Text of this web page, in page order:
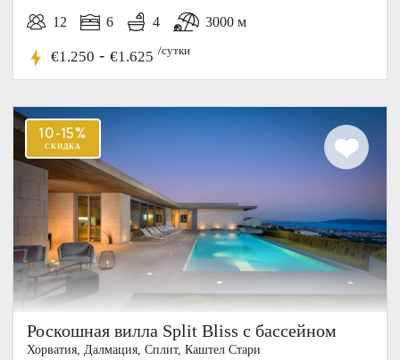
20%
12 6 4 3000 м
€1.250 - €1.625 /сутки
Роскошная вилла Split Bliss с бассейном
Хорватия, Далмация, Cплит, Каштел Стари